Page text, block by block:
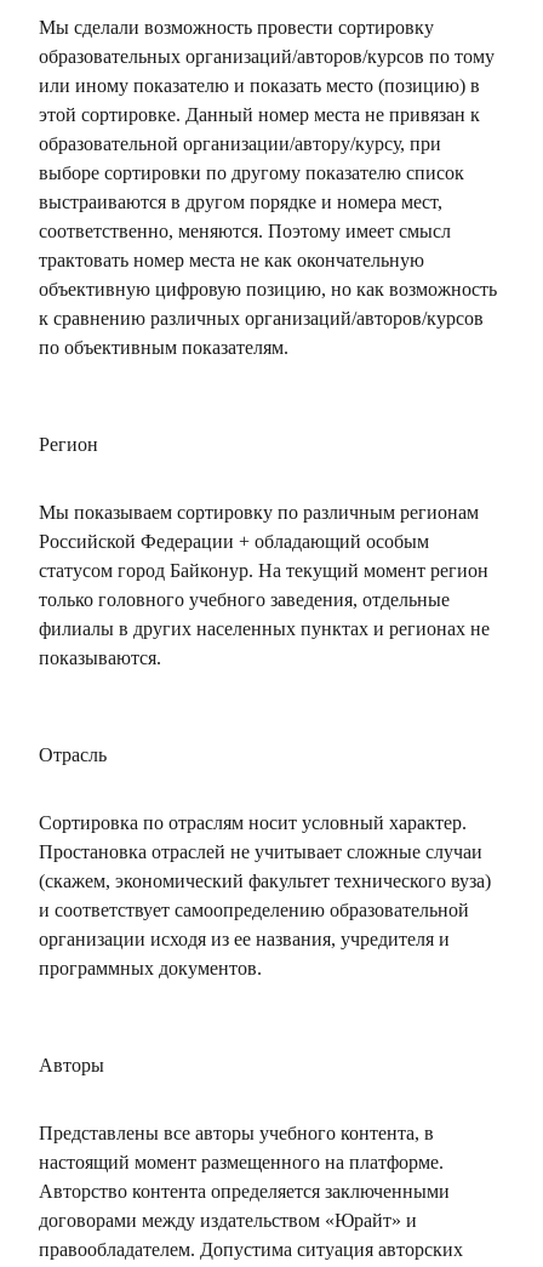
Мы сделали возможность провести сортировку
образовательных организаций/авторов/курсов по тому
или иному показателю и показать место (позицию) в
этой сортировке. Данный номер места не привязан к
образовательной организации/автору/курсу, при
выборе сортировки по другому показателю список
выстраиваются в другом порядке и номера мест,
соответственно, меняются. Поэтому имеет смысл
трактовать номер места не как окончательную
объективную цифровую позицию, но как возможность
к сравнению различных организаций/авторов/курсов
по объективным показателям.
Регион
Мы показываем сортировку по различным регионам
Российской Федерации + обладающий особым
статусом город Байконур. На текущий момент регион
только головного учебного заведения, отдельные
филиалы в других населенных пунктах и регионах не
показываются.
Отрасль
Сортировка по отраслям носит условный характер.
Простановка отраслей не учитывает сложные случаи
(скажем, экономический факультет технического вуза)
и соответствует самоопределению образовательной
организации исходя из ее названия, учредителя и
программных документов.
Авторы
Представлены все авторы учебного контента, в
настоящий момент размещенного на платформе.
Авторство контента определяется заключенными
договорами между издательством «Юрайт» и
правообладателем. Допустима ситуация авторских